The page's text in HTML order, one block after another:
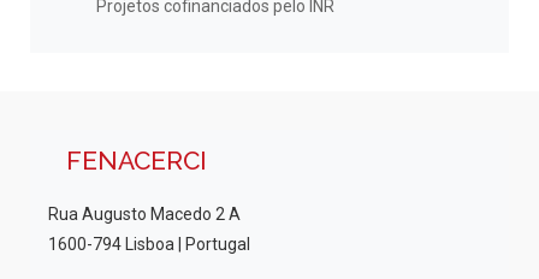
Projetos cofinanciados pelo INR
FENACERCI
Rua Augusto Macedo 2 A
1600-794 Lisboa | Portugal